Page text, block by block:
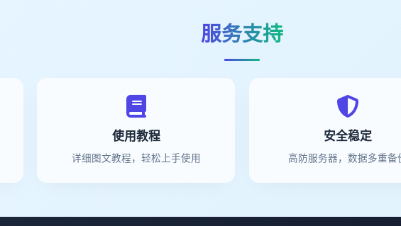
服务支持
使用教程
详细图文教程，轻松上手使用
安全稳定
高防服务器，数据多重备